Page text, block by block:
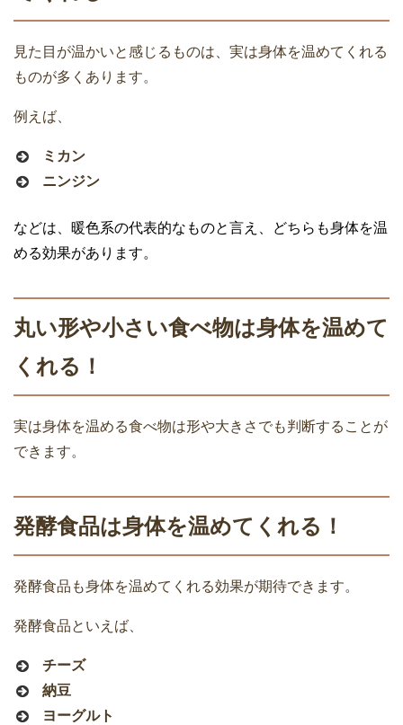
見た目が温かいと感じるものは、実は身体を温めてくれる
ものが多くあります。
例えば、
ミカン
ニンジン
などは、暖色系の代表的なものと言え、どちらも身体を温
める効果があります。
丸い形や小さい食べ物は身体を温めて
くれる！
実は身体を温める食べ物は形や大きさでも判断することが
できます。
発酵食品は身体を温めてくれる！
発酵食品も身体を温めてくれる効果が期待できます。
発酵食品といえば、
チーズ
納豆
ヨーグルト